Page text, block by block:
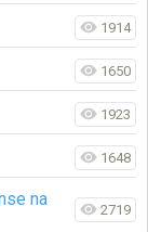
1914
1650
1923
1648
na
2719